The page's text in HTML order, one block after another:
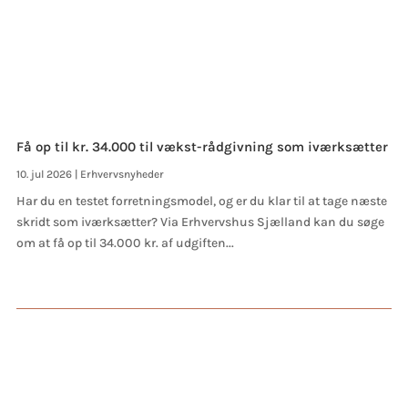
Få op til kr. 34.000 til vækst-rådgivning som iværksætter
10. jul 2026| Erhvervsnyheder
Har du en testet forretningsmodel, og er du klar til at tage næste
skridt som iværksætter? Via Erhvervshus Sjælland kan du søge
om at få op til 34.000 kr. af udgiften...